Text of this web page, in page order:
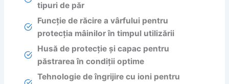
tipuri de păr
Funcție de răcire a vârfului pentru
protecția mâinilor în timpul utilizării
Husă de protecție și capac pentru
păstrarea în condiții optime
Tehnologie de îngrijire cu ioni pentru